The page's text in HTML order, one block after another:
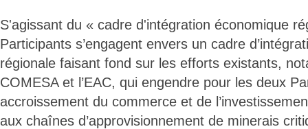
S'agissant du « cadre d'intégration économique
Participants s’engagent envers un cadre
régionale faisant fond sur les efforts existants,
COMESA et l’EAC, qui engendre pour les deux
accroissement du commerce et de
aux chaînes d’approvisionnement de minerais